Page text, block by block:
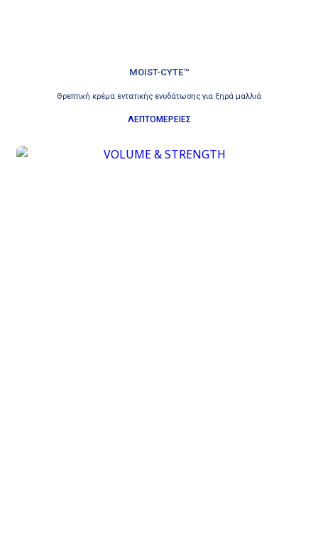
MOIST-CYTE™
Θρεπτική κρέμα εντατικής ενυδάτωσης για ξηρά μαλλιά
ΛΕΠΤΟΜΕΡΕΙΕΣ